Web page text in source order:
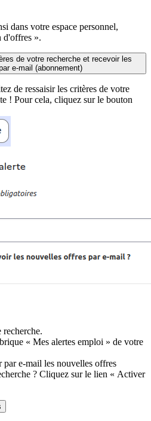
dans votre espace personnel,
d'offres ».
de votre recherche et recevoir les
e-mail (abonnement)
de ressaisir les critères de votre
! Pour cela, cliquez sur le bouton
« Mes alertes emploi » de votre
par e-mail les nouvelles offres
? Cliquez sur le lien « Activer